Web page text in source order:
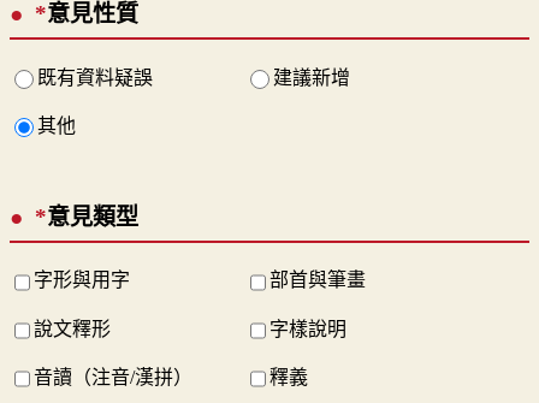
*意見性質
既有資料疑誤 建議新增
其他
*意見類型
字形與用字 部首與筆畫
說文釋形 字樣說明
音讀（注音/漢拼） 釋義